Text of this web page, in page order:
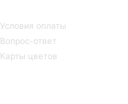
Условия оплаты
Вопрос-ответ
Карты цветов